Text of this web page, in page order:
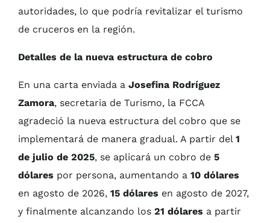
autoridades, lo que podría revitalizar el turismo
de cruceros en la región.
Detalles de la nueva estructura de cobro
En una carta enviada a Josefina Rodríguez
Zamora, secretaria de Turismo, la FCCA
agradeció la nueva estructura del cobro que se
implementará de manera gradual. A partir del 1
de julio de 2025, se aplicará un cobro de 5
dólares por persona, aumentando a 10 dólares
en agosto de 2026, 15 dólares en agosto de 2027,
y finalmente alcanzando los 21 dólares a partir